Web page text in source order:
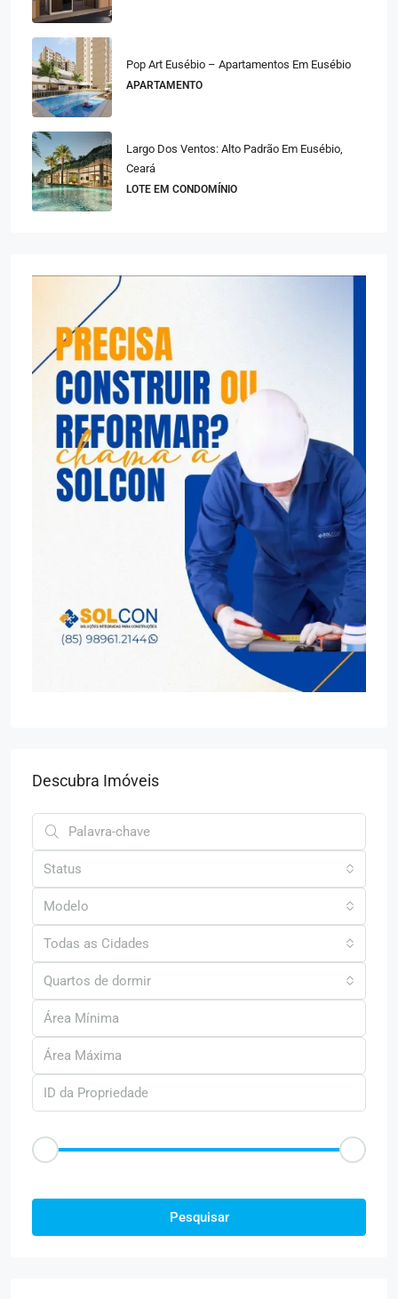
Pop Art Eusébio – Apartamentos Em Eusébio
APARTAMENTO
Largo Dos Ventos: Alto Padrão Em Eusébio,
Ceará
LOTE EM CONDOMÍNIO
Descubra Imóveis
Status
Modelo
Todas as Cidades
Quartos de dormir
Pesquisar